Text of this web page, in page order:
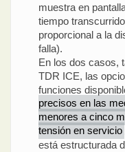
muestra en
tiempo
proporcional a la
falla).
En los dos casos,
TDR ICE, las
funciones
precisos en las
menores a cinco
tensión en servicio
está estructurada